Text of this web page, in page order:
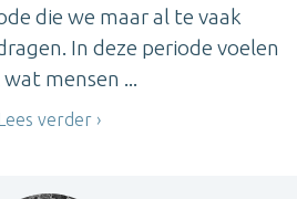
die we maar al te vaak
In deze periode voelen
wat mensen ...
Lees verder